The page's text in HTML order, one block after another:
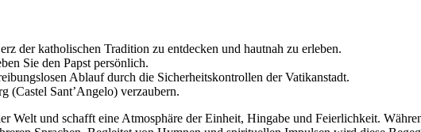
der katholischen Tradition zu entdecken und hautnah zu erleben.
Sie den Papst persönlich.
Ablauf durch die Sicherheitskontrollen der Vatikanstadt.
(Castel Sant’Angelo) verzaubern.
Welt und schafft eine Atmosphäre der Einheit, Hingabe und Feierlichkeit.